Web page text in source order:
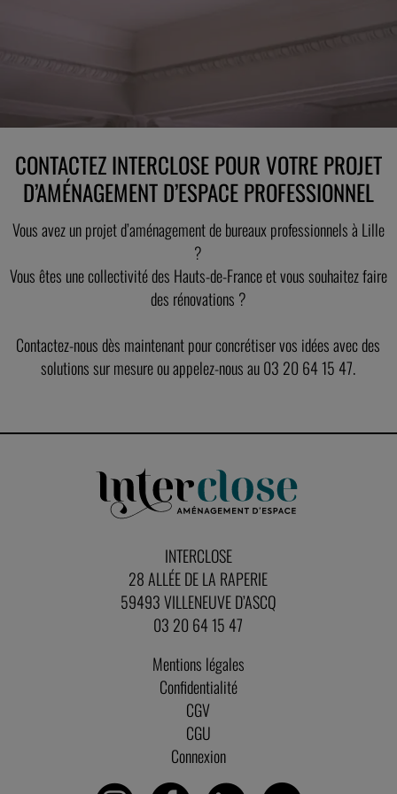
CONTACTEZ INTERCLOSE POUR VOTRE PROJET
D’AMÉNAGEMENT D’ESPACE PROFESSIONNEL
Vous avez un projet d’aménagement de bureaux professionnels à Lille
?
Vous êtes une collectivité des Hauts-de-France et vous souhaitez faire
des rénovations ?
Contactez-nous dès maintenant pour concrétiser vos idées avec des
solutions sur mesure ou appelez-nous au 03 20 64 15 47.
INTERCLOSE
28 ALLÉE DE LA RAPERIE
59493 VILLENEUVE D’ASCQ
03 20 64 15 47
Mentions légales
Confidentialité
CGV
CGU
Connexion